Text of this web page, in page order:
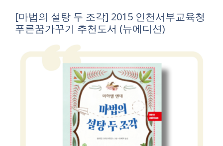
[마법의 설탕 두 조각] 2015 인천서부교육청
푸른꿈가꾸기 추천도서 (뉴에디션)